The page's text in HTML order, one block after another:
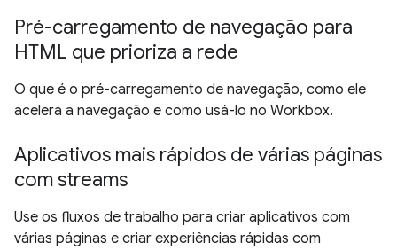
Pré-carregamento de navegação para
HTML que prioriza a rede
O que é o pré-carregamento de navegação, como ele
acelera a navegação e como usá-lo no Workbox.
Aplicativos mais rápidos de várias páginas
com streams
Use os fluxos de trabalho para criar aplicativos com
várias páginas e criar experiências rápidas com